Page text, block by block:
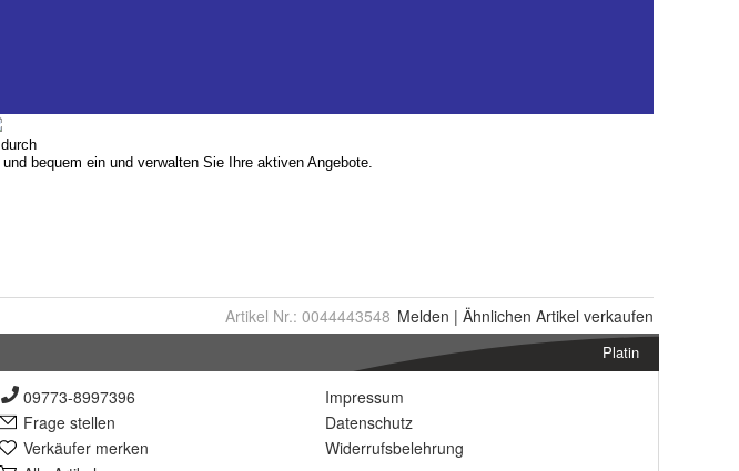
Artikel Nr.: 0044443548 Melden | Ähnlichen Artikel verkaufen
Platin
09773-8997396
Frage stellen
Verkäufer merken
Impressum
Datenschutz
Widerrufsbelehrung